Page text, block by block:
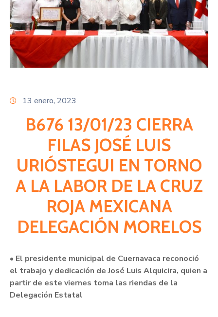
Licitaciones
Transparencia
Directorio
13 enero, 2023
B676 13/01/23 CIERRA
FILAS JOSÉ LUIS
URIÓSTEGUI EN TORNO
A LA LABOR DE LA CRUZ
ROJA MEXICANA
DELEGACIÓN MORELOS
• El presidente municipal de Cuernavaca reconoció
el trabajo y dedicación de José Luis Alquicira, quien a
partir de este viernes toma las riendas de la
Delegación Estatal